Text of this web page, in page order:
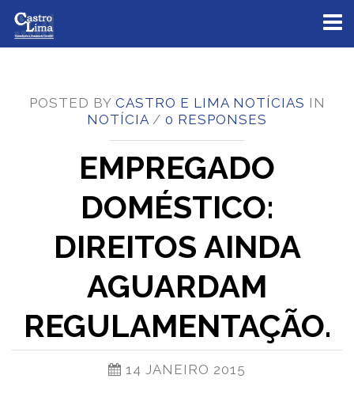
POSTED BY CASTRO E LIMA NOTÍCIAS IN
NOTÍCIA / 0 RESPONSES
EMPREGADO
DOMÉSTICO:
DIREITOS AINDA
AGUARDAM
REGULAMENTAÇÃO.
14 JANEIRO 2015